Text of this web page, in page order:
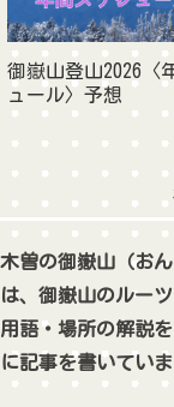
御嶽山登山2026〈
ュール〉予想
木曽の御嶽山（お
は、御嶽山のルー
用語・場所の解説
に記事を書いていま